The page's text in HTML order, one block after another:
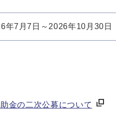
年7月7日～2026年10月30日
金の二次公募について